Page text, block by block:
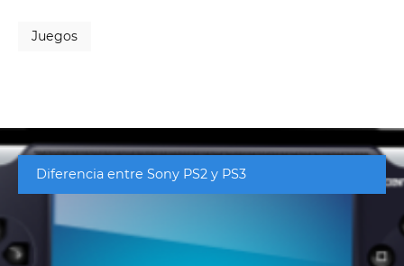
Juegos
Diferencia entre Sony PS2 y PS3